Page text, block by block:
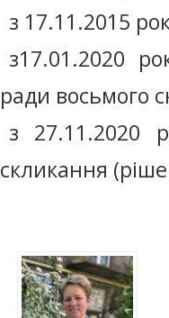
з 17.11.2015
з17.01.2020
ради восьмого
з 27.11.2020
скликання